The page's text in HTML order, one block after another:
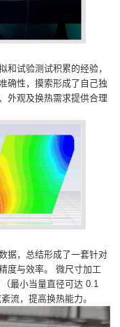
和试验测试积累的经验，
确性，摸索形成了自己独
外观及换热需求提供合理
据，总结形成了一套针对
度与效率。 微尺寸加工
最小当量直径可达 0.1
流，提高换热能力。